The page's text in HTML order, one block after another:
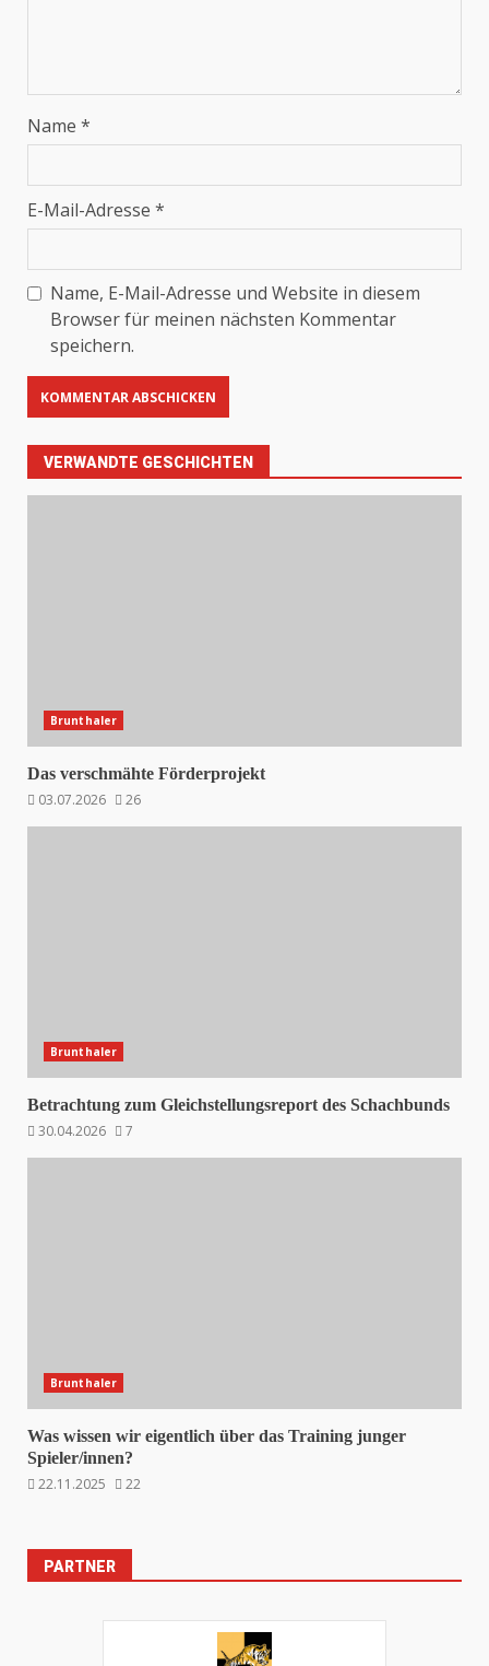
Name *
E-Mail-Adresse *
Name, E-Mail-Adresse und Website in diesem
Browser für meinen nächsten Kommentar
speichern.
VERWANDTE GESCHICHTEN
Brunthaler
Das verschmähte Förderprojekt
03.07.2026
26
Brunthaler
Betrachtung zum Gleichstellungsreport des Schachbunds
30.04.2026
7
Brunthaler
Was wissen wir eigentlich über das Training junger
Spieler/innen?
22.11.2025
22
PARTNER